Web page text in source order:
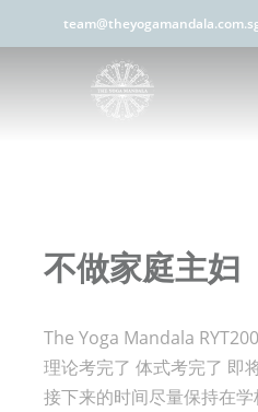
不做家庭主妇
The Yoga Mandala RYT200
理论考完了 体式考完了 即
接下来的时间尽量保持在学